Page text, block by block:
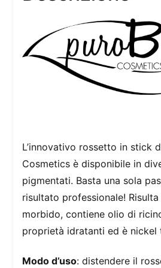
L’innovativo rossetto in stick
Cosmetics è disponibile in
pigmentati. Basta una sola
risultato professionale!
morbido, contiene olio di
proprietà idratanti ed è nickel
Modo d’uso: distendere il